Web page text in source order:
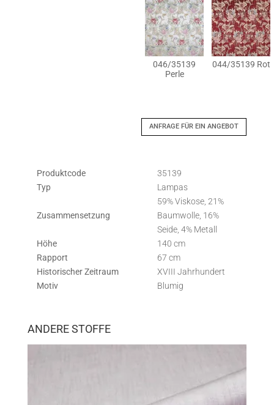
046/35139
Perle
044/35139 Rot
ANFRAGE FÜR EIN ANGEBOT
Produktcode
35139
Typ
Lampas
Zusammensetzung
59% Viskose, 21%
Baumwolle, 16%
Seide, 4% Metall
Höhe
140 cm
Rapport
67 cm
Historischer Zeitraum
XVIII Jahrhundert
Motiv
Blumig
ANDERE STOFFE